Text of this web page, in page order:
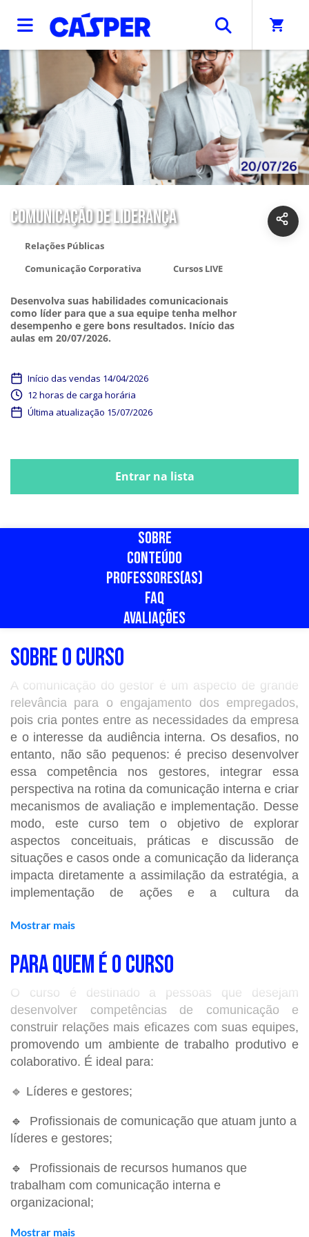
shopping_cart
COMUNICAÇÃO DE LIDERANÇA
Desenvolva suas habilidades comunicacionais
como líder para que a sua equipe tenha melhor
desempenho e gere bons resultados. Início das
aulas em 20/07/2026.
Relações Públicas
Comunicação Corporativa
Cursos LIVE
Início das vendas 14/04/2026
12 horas de carga horária
Última atualização 15/07/2026
Entrar na lista
SOBRE
CONTEÚDO
PROFESSORES(AS)
FAQ
AVALIAÇÕES
SOBRE O CURSO
A comunicação do gestor é um aspecto de grande
relevância para o engajamento dos empregados,
pois cria pontes entre as necessidades da empresa
e o interesse da audiência interna. Os desafios, no
entanto, não são pequenos: é preciso desenvolver
essa competência nos gestores, integrar essa
perspectiva na rotina da comunicação interna e criar
mecanismos de avaliação e implementação. Desse
modo, este curso tem o objetivo de explorar
aspectos conceituais, práticas e discussão de
situações e casos onde a comunicação da liderança
impacta diretamente a assimilação da estratégia, a
implementação de ações e a cultura da
AGENDA DO CURSO
📌Data:20 a 23 de julho de 2026.
📌 Horário:19h às 22h.
📌Local:Curso online com aulas ao vivo na
O QUE VOCÊ APRENDERÁ
✅ Contexto e integração
Contexto da comunicação da liderança
Mostrar mais
PARA QUEM É O CURSO
O curso é destinado a pessoas que desejam
desenvolver competências de comunicação e
construir relações mais eficazes com suas equipes,
promovendo um ambiente de trabalho produtivo e
colaborativo. É ideal para:
🔹 Líderes e gestores;
🔹
Profissionais de comunicação que atuam junto a
líderes e gestores;
🔹
Profissionais de recursos humanos que
trabalham com comunicação interna e
organizacional;
🔹Gestores em formação que desejam
Mostrar mais